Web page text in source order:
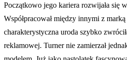
Początkowo jego kariera rozwijała się
Współpracował między innymi z
charakterystyczna uroda szybko
reklamowej. Turner nie zamierzał